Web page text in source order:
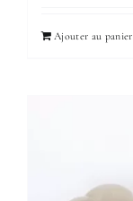
Ajouter au panier